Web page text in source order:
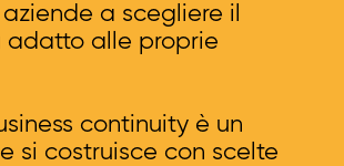
a scegliere il
adatto alle proprie
continuity è un
si costruisce con scelte